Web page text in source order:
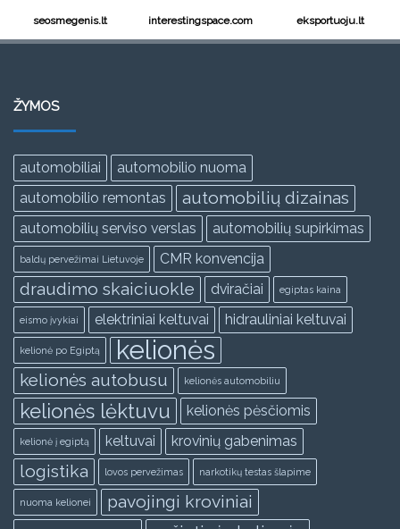
seosmegenis.lt interestingspace.com eksportuoju.lt
ŽYMOS
automobiliai
automobilio nuoma
automobilio remontas
automobilių dizainas
automobilių serviso verslas automobilių supirkimas
baldų pervežimai Lietuvoje CMR konvencija
draudimo skaiciuokle dviračiai egiptas kaina
eismo įvykiai elektriniai keltuvai hidrauliniai keltuvai
kelionė po Egiptą kelionės
kelionės autobusu kelionės automobiliu
kelionės lėktuvu kelionės pėsčiomis
kelionė į egiptą keltuvai krovinių gabenimas
logistika lovos pervežimas narkotikų testas šlapime
nuoma kelionei pavojingi kroviniai